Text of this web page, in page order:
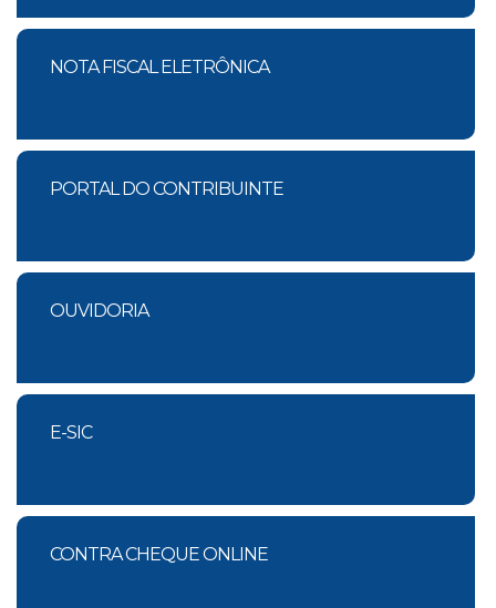
NOTA FISCAL ELETRÔNICA
PORTAL DO CONTRIBUINTE
OUVIDORIA
E-SIC
CONTRA CHEQUE ONLINE